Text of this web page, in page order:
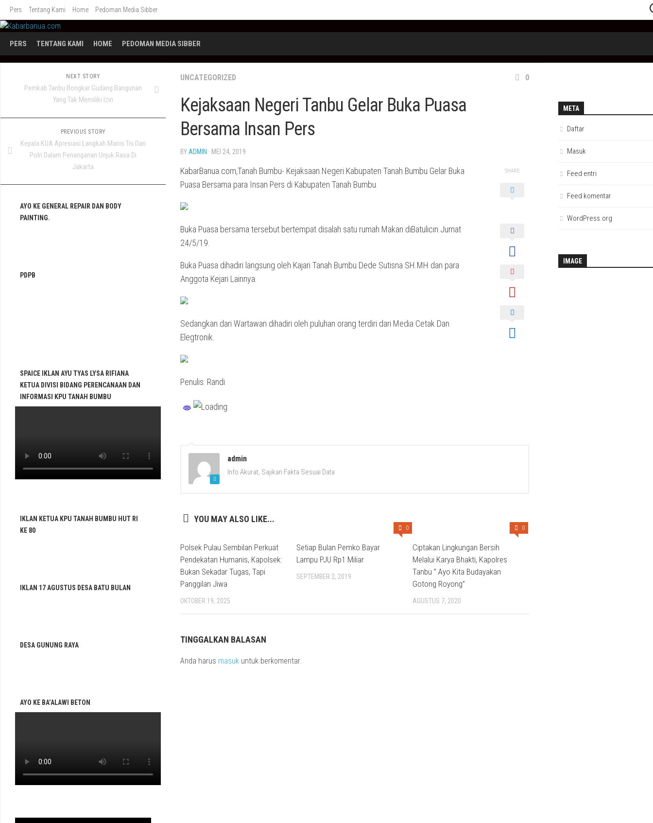
Skip
content
Pers Tentang Kami Home Pedoman Media Sibber
PERS TENTANG KAMI HOME PEDOMAN MEDIA SIBBER
UNCATEGORIZED 0
Kejaksaan Negeri Tanbu Gelar Buka Puasa
Bersama Insan Pers
BY ADMIN · MEI 24, 2019
KabarBanua.com,Tanah Bumbu- Kejaksaan Negeri Kabupaten Tanah Bumbu Gelar Buka
Puasa Bersama para Insan Pers di Kabupaten Tanah Bumbu.
Buka Puasa bersama tersebut bertempat disalah satu rumah Makan diBatulicin.Jumat
24/5/19.
Buka Puasa dihadiri langsung oleh Kajari Tanah Bumbu Dede Sutisna SH.MH dan para
Anggota Kejari Lainnya.
Sedangkan dari Wartawan dihadiri oleh puluhan orang terdiri dari Media Cetak Dan
Elegtronik.
Penulis: Randi
SHARE
admin
Info Akurat, Sajikan Fakta Sesuai Data
YOU MAY ALSO LIKE...
Polsek Pulau Sembilan Perkuat
Pendekatan Humanis, Kapolsek:
Bukan Sekadar Tugas, Tapi
Panggilan Jiwa
OKTOBER 19, 2025
0
Setiap Bulan Pemko Bayar
Lampu PJU Rp1 Miliar
SEPTEMBER 2, 2019
0
Ciptakan Lingkungan Bersih
Melalui Karya Bhakti, Kapolres
Tanbu ” Ayo Kita Budayakan
Gotong Royong”
AGUSTUS 7, 2020
TINGGALKAN BALASAN
Anda harus masuk untuk berkomentar.
NEXT STORY
Pemkab Tanbu Bongkar Gudang Bangunan
Yang Tak Memiliki Izin
PREVIOUS STORY
Kepala KUA Apresiasi Langkah Manis Tni Dan
Polri Dalam Penanganan Unjuk Rasa Di
Jakarta
AYO KE GENERAL REPAIR DAN BODY
PAINTING.
PDPB
SPAICE IKLAN AYU TYAS LYSA RIFIANA
KETUA DIVISI BIDANG PERENCANAAN DAN
INFORMASI KPU TANAH BUMBU
IKLAN KETUA KPU TANAH BUMBU HUT RI
KE 80
IKLAN 17 AGUSTUS DESA BATU BULAN
DESA GUNUNG RAYA
AYO KE BA’ALAWI BETON
META
Daftar
Masuk
Feed entri
Feed komentar
WordPress.org
IMAGE